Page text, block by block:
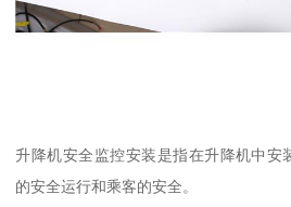
升降机安全监控安装是指在升降机中安
的安全运行和乘客的安全。